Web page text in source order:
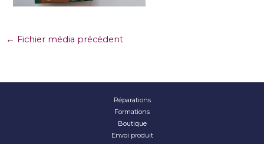
← Fichier média précédent
Réparations
Formations
Boutique
Envoi produit